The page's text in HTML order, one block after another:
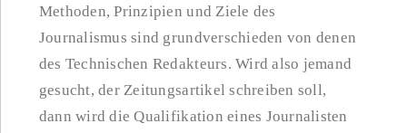
Methoden, Prinzipien und Ziele des
Journalismus sind grundverschieden von denen
des Technischen Redakteurs. Wird also jemand
gesucht, der Zeitungsartikel schreiben soll,
dann wird die Qualifikation eines Journalisten